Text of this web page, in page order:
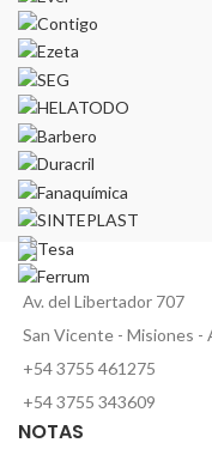
Av. del Libertador 707
San Vicente - Misiones -
+54 3755 461275
+54 3755 343609
NOTAS